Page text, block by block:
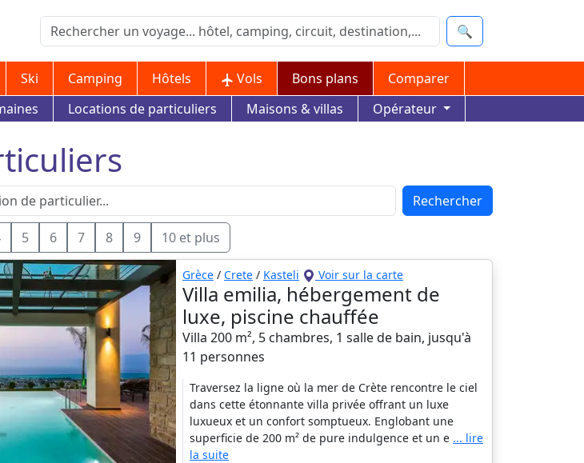
🔍
Ski Camping Hôtels Vols Bons plans
Comparer
Locations de particuliers Maisons & villas Opérateur
Rechercher
5 6 7 8 9 10 et plus
Grèce / Crete / Kasteli Voir sur la carte
Villa emilia, hébergement de
luxe, piscine chauffée
Villa 200 m², 5 chambres, 1 salle de bain, jusqu'à
11 personnes
Traversez la ligne où la mer de Crète rencontre le ciel
dans cette étonnante villa privée offrant un luxe
luxueux et un confort somptueux. Englobant une
superficie de 200 m² de pure indulgence et un e ... lire
la suite